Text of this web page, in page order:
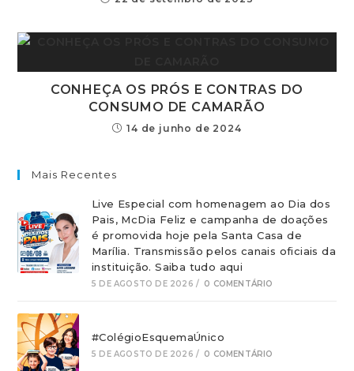
CONHEÇA OS PRÓS E CONTRAS DO
CONSUMO DE CAMARÃO
14 de junho de 2024
Mais Recentes
Live Especial com homenagem ao Dia dos
Pais, McDia Feliz e campanha de doações
é promovida hoje pela Santa Casa de
Marília. Transmissão pelos canais oficiais da
instituição. Saiba tudo aqui
5 DE AGOSTO DE 2026 / 0 COMENTÁRIO
#ColégioEsquemaÚnico
5 DE AGOSTO DE 2026 / 0 COMENTÁRIO